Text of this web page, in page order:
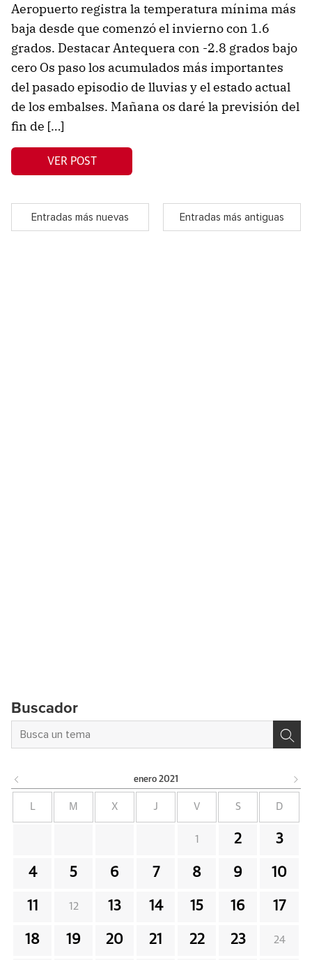
Aeropuerto registra la temperatura mínima más
baja desde que comenzó el invierno con 1.6
grados. Destacar Antequera con -2.8 grados bajo
cero Os paso los acumulados más importantes
del pasado episodio de lluvias y el estado actual
de los embalses. Mañana os daré la previsión del
fin de […]
VER POST
Entradas más nuevas Entradas más antiguas
Buscador
enero 2021
L M X J V S D
1 2 3
4 5 6 7 8 9 10
11 12 13 14 15 16 17
18 19 20 21 22 23 24